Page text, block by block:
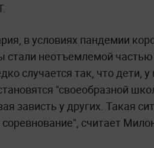
в условиях пандемии
неотъемлемой частью
случается так, что дети,
"своеобразной
зависть у других. Такая
считает